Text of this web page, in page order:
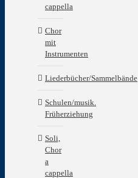
cappella
Chor
mit
Instrumenten
Liederbücher/Sammelbände
Schulen/musik.
Früherziehung
Soli,
Chor
a
cappella